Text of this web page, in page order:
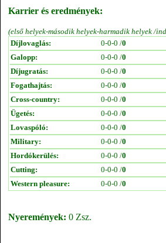
Karrier és eredmények:
(első helyek-második helyek-harmadik helyek /
Díjlovaglás:
0-0-0 /0
Galopp:
0-0-0 /0
Díjugratás:
0-0-0 /0
Fogathajtás:
0-0-0 /0
Cross-country:
0-0-0 /0
Ügetés:
0-0-0 /0
Lovaspóló:
0-0-0 /0
Military:
0-0-0 /0
Hordókerülés:
0-0-0 /0
Cutting:
0-0-0 /0
Western pleasure:
0-0-0 /0
Nyeremények: 0 Zsz.